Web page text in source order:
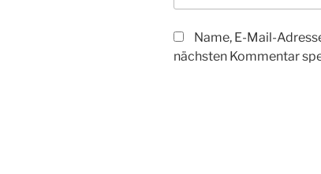
Name, E-Mail-
nächsten Kommentar